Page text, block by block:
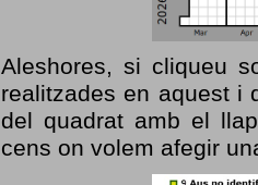
Aleshores, si cliqueu
realitzades en aquest i
del quadrat amb el
cens on volem afegir